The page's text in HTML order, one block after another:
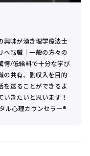
興味が湧き理学療法士
転職｜一般の方々の
愕/低給料で十分な学び
の共有、副収入を目的
を送ることができるよ
いきたいと思います！
ル心理カウンセラー®︎